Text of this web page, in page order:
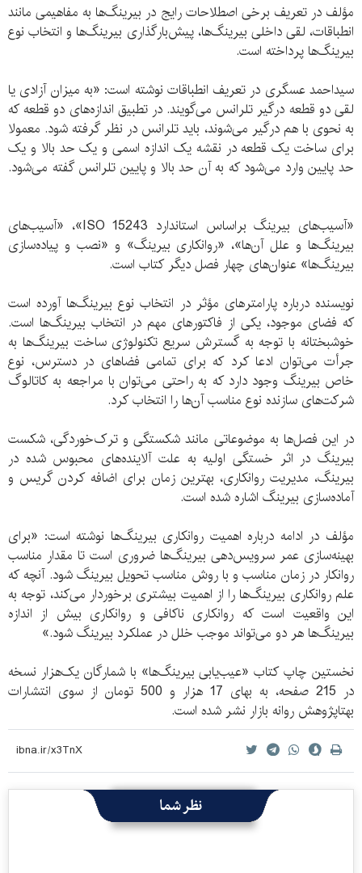
مؤلف در تعریف برخی اصطلاحات رایج در بیرینگ‌‌ها به مفاهیمی مانند
انطباقات، لقی داخلی بیرینگ‌‌ها، پیش‌بار‌گذاری بیرینگ‌‌ها و انتخاب نوع
بیرینگ‌‌ها پرداخته است.
سیداحمد عسگری در تعریف انطباقات نوشته است: «به میزان آزادی یا
لقی دو قطعه درگیر تلرانس می‌گویند. در تطبیق اندازه‌‌های دو قطعه که
به نحوی با هم درگیر می‌شوند، باید تلرانس در نظر گرفته شود. معمولا
برای ساخت یک قطعه در نقشه یک اندازه اسمی و یک حد بالا و یک
حد پایین وارد می‌شود که به آن حد بالا و پایین تلرانس گفته می‌شود.
«آسیب‌های بیرینگ‌‌ براساس استاندارد ISO 15243»، «آسیب‌های
بیرینگ‌‌ها و علل آن‌‌ها»، «روانکاری بیرینگ‌‌» و «نصب و پیاده‌سازی
بیرینگ‌‌‌ها» عنوان‌های چهار فصل دیگر کتاب است.
نویسنده درباره پارامتر‌های مؤثر در انتخاب نوع بیرینگ‌ها آورده است
که فضای موجود، یکی از فاکتور‌‌های مهم در انتخاب بیرینگ‌ها است.
خوشبختانه با توجه به گسترش سریع تکنولوژی ساخت بیرینگ‌ها به
جرأت می‌توان ادعا کرد که برای تمامی فضاهای در دسترس، نوع
خاص بیرینگ وجود دارد که به راحتی می‌توان با مراجعه به کاتالوگ‌‌
شرکت‌های سازنده نوع مناسب آن‌ها را انتخاب کرد.
در این فصل‌ها به موضوعاتی مانند شکستگی و ترک‌خوردگی،‌ شکست
بیرینگ‌‌ در اثر خستگی اولیه به ‌علت آلاینده‌های محبوس شده در
بیرینگ، مدیریت روانکاری،‌ بهترین زمان برای اضافه کردن گریس‌ و
آماده‌سازی بیرینگ‌‌ اشاره شده است.
مؤلف در ادامه درباره اهمیت روانکاری بیرینگ‌ها نوشته است: «برای
بهینه‌سازی عمر سرویس‌دهی بیرینگ‌ها ضروری است تا مقدار مناسب
روانکار در زمان مناسب و با روش مناسب تحویل بیرینگ شود. آنچه که
علم روانکاری بیرینگ‌‌ها را از اهمیت بیشتری برخوردار می‌کند، توجه به
این واقعیت است که روانکاری ناکافی و روانکاری بیش از اندازه
بیرینگ‌ها هر دو می‌تواند موجب خلل در عملکرد بیرینگ شود.»
نخستین چاپ کتاب «عیب‌یابی بیرینگ‌‌ها» با شمارگان یک‌هزار نسخه
در 215 صفحه، به بهای 17 هزار و 500 تومان از سوی انتشارات
بهتاپژوهش روانه بازار نشر شده است.
نظر شما